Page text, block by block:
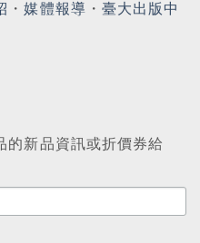
・媒體報導 ・ 臺大出版中
的新品資訊或折價券給